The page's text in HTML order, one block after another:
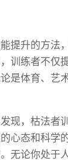
提升的方法
训练者不仅
是体育、艺
现，枯法者
心态和科学
无论你处于